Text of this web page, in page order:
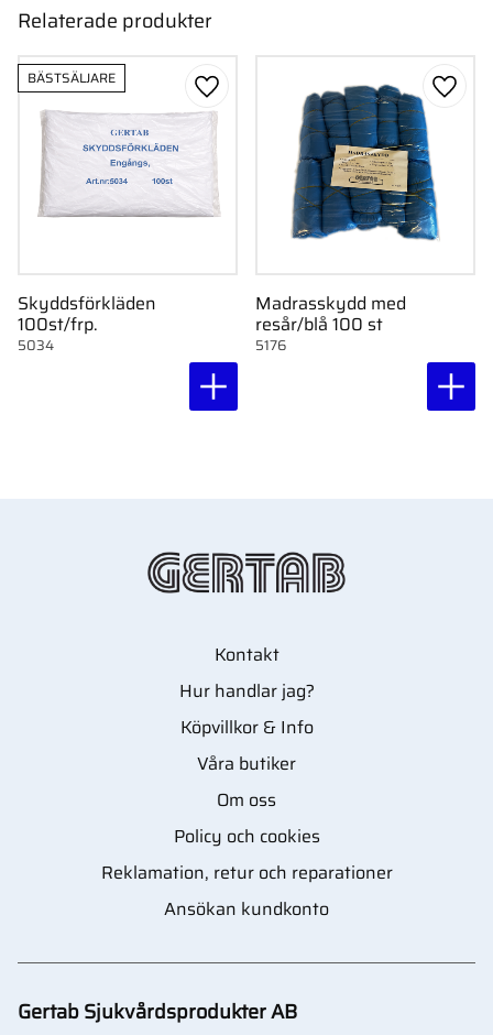
Relaterade produkter
Skyddsförkläden
100st/frp.
5034
BÄSTSÄLJARE
Lägg till i favoriter
Madrasskydd med
resår/blå 100 st
5176
Lägg
Kontakt
Hur handlar jag?
Köpvillkor & Info
Våra butiker
Om oss
Policy och cookies
Reklamation, retur och reparationer
Ansökan kundkonto
Gertab Sjukvårdsprodukter AB